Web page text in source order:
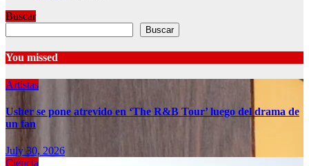
Buscar
Buscar
You missed
Artistas
Usher se pone atrevido en ‘The R&B Tour’ luego del drama de
un fan
July 30, 2026
Ciéncia